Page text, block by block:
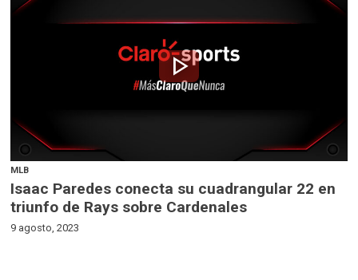
play_arrow
MLB
Isaac Paredes conecta su cuadrangular 22 en
triunfo de Rays sobre Cardenales
9 agosto, 2023